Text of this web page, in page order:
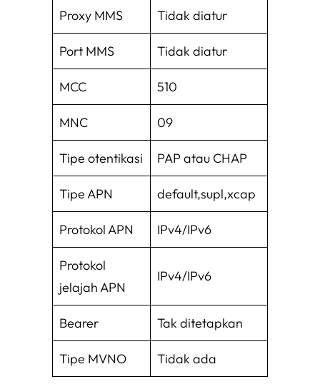
Proxy MMS Tidak diatur
Port MMS Tidak diatur
MCC 510
MNC 09
Tipe otentikasi PAP atau CHAP
Tipe APN default,supl,xcap
Protokol APN IPv4/IPv6
Protokol
jelajah APN
IPv4/IPv6
Bearer Tak ditetapkan
Tipe MVNO Tidak ada